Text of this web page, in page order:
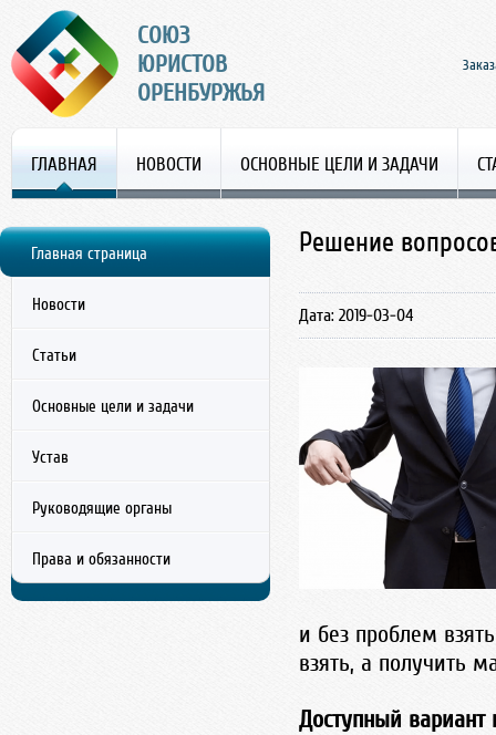
СОЮЗ
ЮРИСТОВ
ОРЕНБУРЖЬЯ
ГЛАВНАЯ НОВОСТИ ОСНОВНЫЕ ЦЕЛИ И ЗАДАЧИ
Главная страница
Новости
Статьи
Основные цели и задачи
Устав
Руководящие органы
Права и обязанности
г. Оренбург, ул. Московская, д.24-410.
info@orenlawer.ru
Решение
Дата: 2019-03-04
и без проблем
взять, а получить
Доступный вариант